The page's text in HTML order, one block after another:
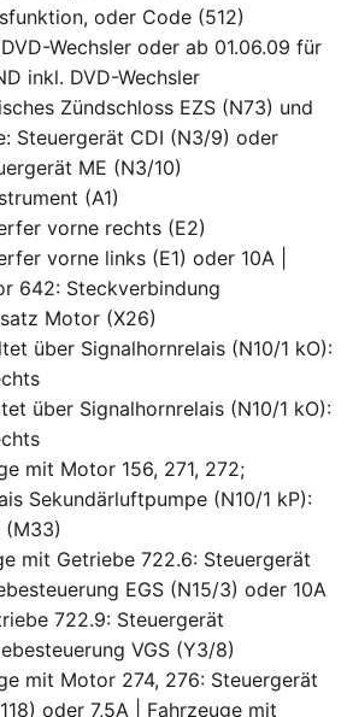
oder Code (512)
Wechsler oder ab 01.06.09 für
inkl. DVD-Wechsler
Zündschloss EZS (N73) und
Steuergerät CDI (N3/9) oder
ME (N3/10)
(A1)
vorne rechts (E2)
vorne links (E1) oder 10A |
642: Steckverbindung
Motor (X26)
über Signalhornrelais (N10/1 kO):
über Signalhornrelais (N10/1 kO):
mit Motor 156, 271, 272;
Sekundärluftpumpe (N10/1 kP):
(M33)
mit Getriebe 722.6: Steuergerät
EGS (N15/3) oder 10A
722.9: Steuergerät
VGS (Y3/8)
mit Motor 274, 276: Steuergerät
oder 7,5A | Fahrzeuge mit